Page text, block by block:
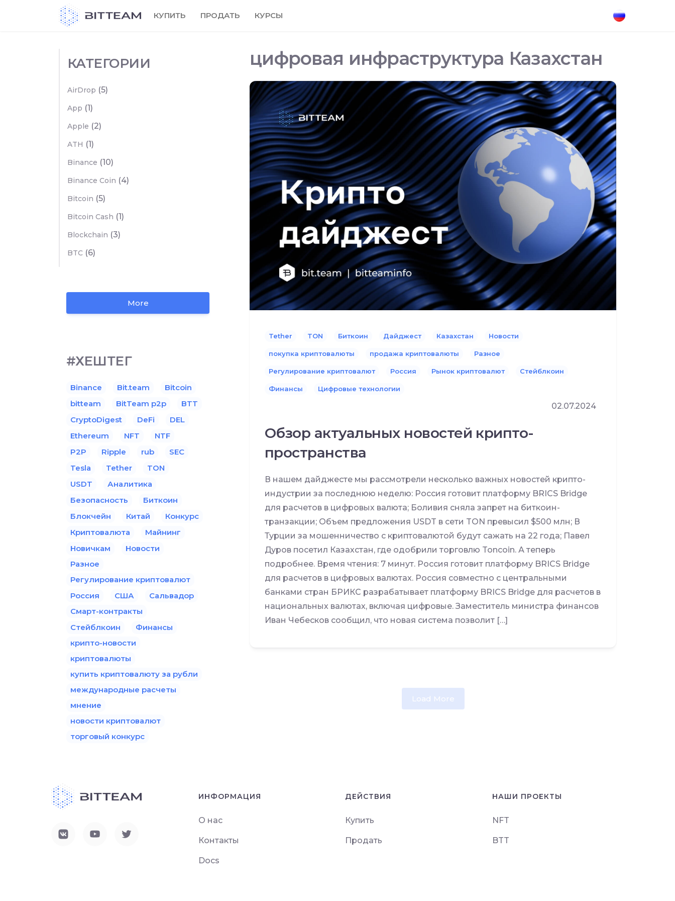
КУПИТЬ ПРОДАТЬ КУРСЫ
цифровая инфраструктура Казахстан
Tether TON Биткоин Дайджест Казахстан Новости
покупка криптовалюты продажа криптовалюты Разное
Регулирование криптовалют Россия Рынок криптовалют Стейблкоин
Финансы Цифровые технологии
02.07.2024
Обзор актуальных новостей крипто-
пространства
В нашем дайджесте мы рассмотрели несколько важных новостей крипто-
индустрии за последнюю неделю: Россия готовит платформу BRICS Bridge
для расчетов в цифровых валюта; Боливия сняла запрет на биткоин-
транзакции; Объем предложения USDT в сети TON превысил $500 млн; В
Турции за мошенничество с криптовалютой будут сажать на 22 года; Павел
Дуров посетил Казахстан, где одобрили торговлю Toncoin. А теперь
подробнее. Время чтения: 7 минут. Россия готовит платформу BRICS Bridge
для расчетов в цифровых валютах. Россия совместно с центральными
банками стран БРИКС разрабатывает платформу BRICS Bridge для расчетов в
национальных валютах, включая цифровые. Заместитель министра финансов
Иван Чебесков сообщил, что новая система позволит […]
Load More
КАТЕГОРИИ
AirDrop (5)
App (1)
Apple (2)
ATH (1)
Binance (10)
Binance Coin (4)
Bitcoin (5)
Bitcoin Cash (1)
Blockchain (3)
BTC (6)
More
#ХЕШТЕГ
Binance Bit.team
Bitcoin
bitteam
BitTeam p2p
BTT
CryptoDigest
DeFi
DEL
Ethereum
NFT
NTF
P2P
Ripple rub
SEC
Tesla
Tether
TON
USDT
Аналитика
Безопасность
Биткоин
Блокчейн
Китай
Конкурс
Криптовалюта
Майнинг
Новичкам
Новости
Разное
Регулирование криптовалют
Россия
США
Сальвадор
Смарт-контракты
Стейблкоин
Финансы
крипто-новости
криптовалюты
купить криптовалюту за рубли
международные расчеты
мнение
новости криптовалют
торговый конкурс
ИНФОРМАЦИЯ
О нас
Контакты
Docs
ДЕЙСТВИЯ
Купить
Продать
НАШИ ПРОЕКТЫ
NFT
BTT